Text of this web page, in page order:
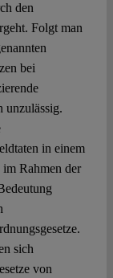
den
Folgt man
bei
unzulässig.
in einem
Rahmen der
sich
von